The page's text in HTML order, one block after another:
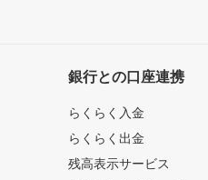
銀行との口座連携
らくらく入金
らくらく出金
残高表示サービス